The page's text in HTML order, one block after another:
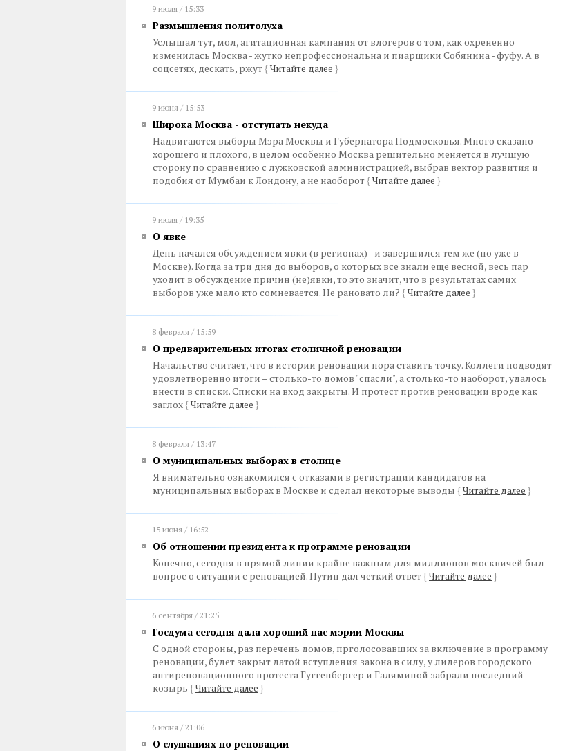
9 июля / 15:33
Размышления политолуха
Услышал тут, мол, агитационная кампания от влогеров о том, как охрененно
изменилась Москва - жутко непрофессиональна и пиарщики Собянина - фуфу. А в
соцсетях, дескать, ржут { Читайте далее }
9 июня / 15:53
Широка Москва - отступать некуда
Надвигаются выборы Мэра Москвы и Губернатора Подмосковья. Много сказано
хорошего и плохого, в целом особенно Москва решительно меняется в лучшую
сторону по сравнению с лужковской администрацией, выбрав вектор развития и
подобия от Мумбаи к Лондону, а не наоборот { Читайте далее }
9 июля / 19:35
О явке
День начался обсуждением явки (в регионах) - и завершился тем же (но уже в
Москве). Когда за три дня до выборов, о которых все знали ещё весной, весь пар
уходит в обсуждение причин (не)явки, то это значит, что в результатах самих
выборов уже мало кто сомневается. Не рановато ли? { Читайте далее }
8 февраля / 15:59
О предварительных итогах столичной реновации
Начальство считает, что в истории реновации пора ставить точку. Коллеги подводят
удовлетворенно итоги – столько-то домов "спасли", а столько-то наоборот, удалось
внести в списки. Списки на вход закрыты. И протест против реновации вроде как
заглох { Читайте далее }
8 февраля / 13:47
О муниципальных выборах в столице
Я внимательно ознакомился с отказами в регистрации кандидатов на
муниципальных выборах в Москве и сделал некоторые выводы { Читайте далее }
15 июня / 16:52
Об отношении президента к программе реновации
Конечно, сегодня в прямой линии крайне важным для миллионов москвичей был
вопрос о ситуации с реновацией. Путин дал четкий ответ { Читайте далее }
6 сентября / 21:25
Госдума сегодня дала хороший пас мэрии Москвы
С одной стороны, раз перечень домов, прголосовавших за включение в программу
реновации, будет закрыт датой вступления закона в силу, у лидеров городского
антиреновационного протеста Гуггенбергер и Галяминой забрали последний
козырь { Читайте далее }
6 июня / 21:06
О слушаниях по реновации